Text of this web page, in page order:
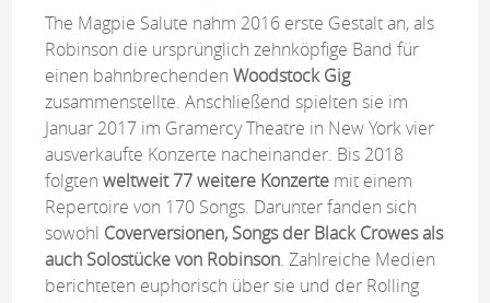
The Magpie Salute nahm 2016 erste Gestalt an, als
Robinson die ursprünglich zehnköpfige Band für
einen bahnbrechendenWoodstock Gig
zusammenstellte. Anschließend spielten sie im
Januar 2017 im Gramercy Theatre in New York vier
ausverkaufte Konzerte nacheinander. Bis 2018
folgtenweltweit 77 weitere Konzerte mit einem
Repertoire von 170 Songs. Darunter fanden sich
sowohl Coverversionen, Songs der Black Crowes als
auch Solostücke von Robinson. Zahlreiche Medien
berichteten euphorisch über sie und der Rolling